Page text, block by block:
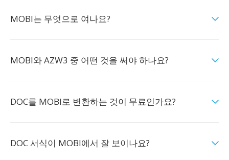
MOBI는 무엇으로 여나요?
MOBI와 AZW3 중 어떤 것을 써야 하나요?
DOC를 MOBI로 변환하는 것이 무료인가요?
DOC 서식이 MOBI에서 잘 보이나요?